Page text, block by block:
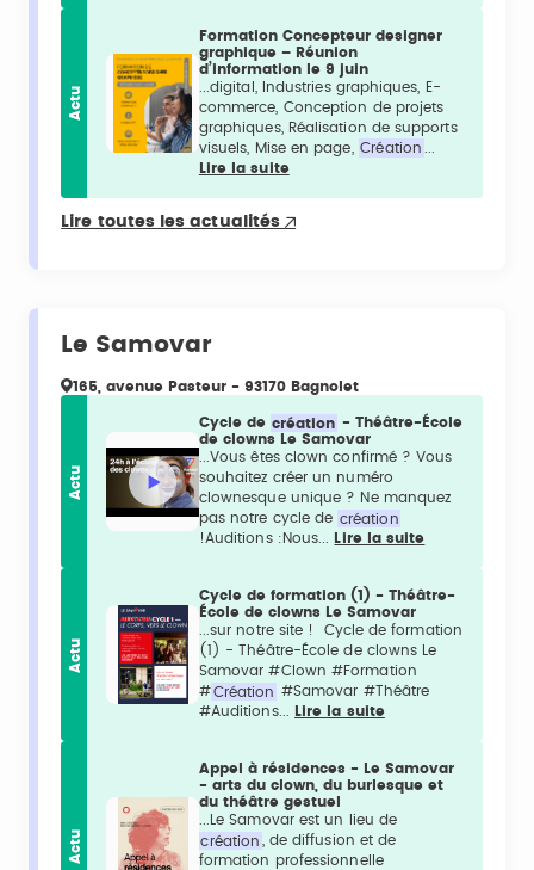
Actu
Formation Concepteur designer
graphique – Réunion
d’information le 9 juin
...digital, Industries graphiques, E-
commerce, Conception de projets
graphiques, Réalisation de supports
visuels, Mise en page,
Création
Lire la suite
Lire toutes les actualités
Le Samovar
165, avenue Pasteur - 93170 Bagnolet
Actu
Cycle de création - Théâtre-École
de clowns Le Samovar
...Vous êtes clown confirmé ? Vous
souhaitez créer un numéro
clownesque unique ? Ne manquez
pas notre cycle de création
!Auditions :Nous...
Lire la suite
Actu
Cycle de formation (1) - Théâtre-
École de clowns Le Samovar
...sur notre site ! Cycle de formation
(1) - Théâtre-École de clowns Le
Samovar #Clown #Formation
#Création #Samovar #Théâtre
#Auditions...
Lire la suite
Actu
Appel à résidences - Le Samovar
- arts du clown, du burlesque et
du théâtre gestuel
...Le Samovar est un lieu de
création
, de diffusion et de
formation professionnelle